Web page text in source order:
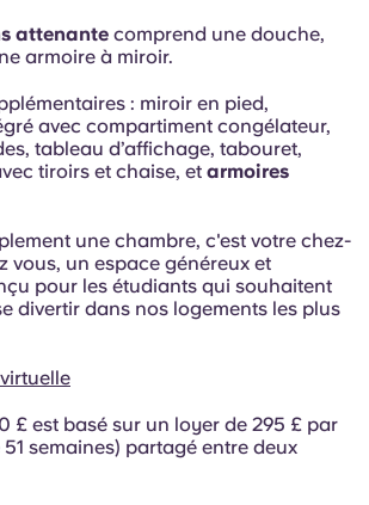
attenante comprend une douche,
armoire à miroir.
: miroir en pied,
avec compartiment congélateur,
tableau d’affichage, tabouret,
tiroirs et chaise, et armoires
une chambre, c'est votre chez-
vous, un espace généreux et
pour les étudiants qui souhaitent
divertir dans nos logements les plus
£ est basé sur un loyer de 295 £ par
semaines) partagé entre deux